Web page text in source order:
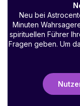
Neu bei
Minuten
spirituellen Führer
Fragen geben. Um